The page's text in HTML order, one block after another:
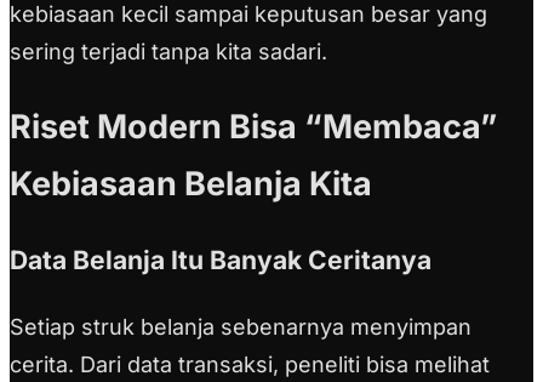
kebiasaan kecil sampai keputusan besar yang
sering terjadi tanpa kita sadari.
Riset Modern Bisa “Membaca”
Kebiasaan Belanja Kita
Data Belanja Itu Banyak Ceritanya
Setiap struk belanja sebenarnya menyimpan
cerita. Dari data transaksi, peneliti bisa melihat